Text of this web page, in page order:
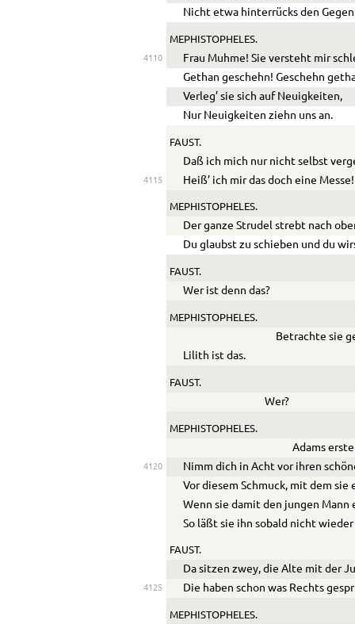
Nicht etwa hinterrücks den
MEPHISTOPHELES.
4110
Frau Muhme! Sie versteht mir
Gethan geschehn! Geschehn
Verleg’ sie sich auf Neuigkeiten,
Nur Neuigkeiten ziehn uns an.
FAUST.
Daß ich mich nur nicht selbst
4115 Heiß’ ich mir das doch eine Messe!
MEPHISTOPHELES.
Der ganze Strudel strebt nach
Du glaubst zu schieben und du
FAUST.
Wer ist denn das?
MEPHISTOPHELES.
Betrachte sie
Lilith ist das.
FAUST.
Wer?
MEPHISTOPHELES.
Adams erste
4120
Nimm dich in Acht vor ihren
Vor diesem Schmuck, mit dem sie
Wenn sie damit den jungen Mann
So läßt sie ihn sobald nicht
FAUST.
Da sitzen zwey, die Alte mit der
4125 Die haben schon was Rechts
MEPHISTOPHELES.